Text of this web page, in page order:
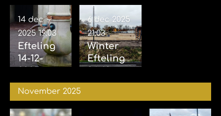
Efteling
14-12-
14 dec
2025 19:03
Winter
Efteling
2025
6 dec 2025
21:03
November 2025